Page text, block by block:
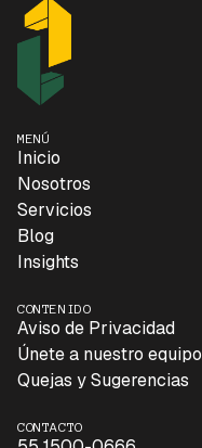
MENÚ
Inicio
Nosotros
Servicios
Blog
Insights
CONTENIDO
Aviso de Privacidad
Únete a nuestro equipo
Quejas y Sugerencias
CONTACTO